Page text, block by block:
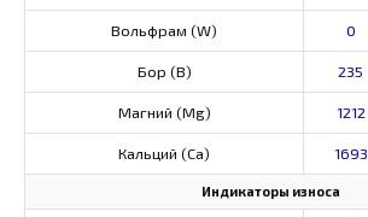
Вольфрам (W) 0
Бор (В) 235
Магний (Mg) 1212
Кальций (Са) 1693
Индикаторы износа